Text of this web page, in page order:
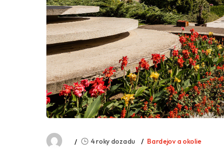
4 roky dozadu Bardejov a okolie